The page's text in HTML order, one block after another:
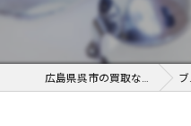
広島県呉市の買取なら買取専門いくらや呉広店 ブログ